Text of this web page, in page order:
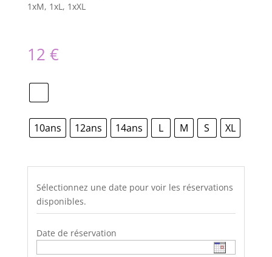
1xM, 1xL, 1xXL
12 €
10ans 12ans 14ans L M S XL
Sélectionnez une date pour voir les réservations
disponibles.
Date de réservation